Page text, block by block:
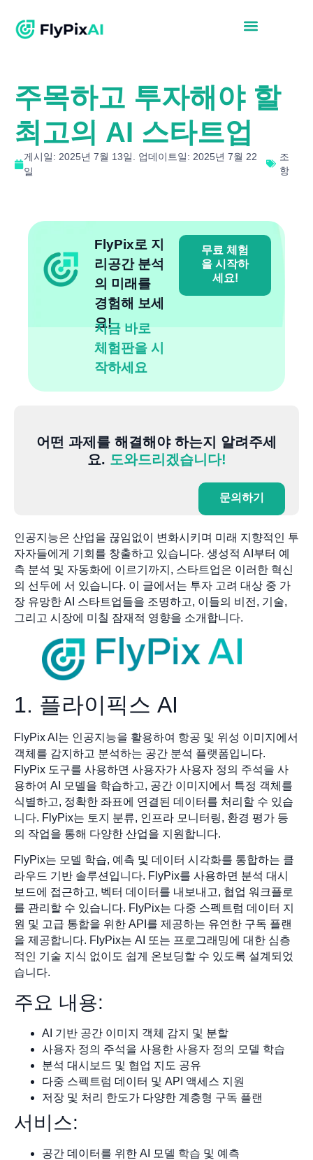
주목하고 투자해야 할
최고의 AI 스타트업
게시일: 2025년 7월 13일. 업데이트일: 2025년 7월 22
일
조
항
FlyPix로 지
리공간 분석
의 미래를
경험해 보세
요!
지금 바로
체험판을 시
작하세요
무료 체험
을 시작하
세요!
어떤 과제를 해결해야 하는지 알려주세
요. 도와드리겠습니다!
문의하기
인공지능은 산업을 끊임없이 변화시키며 미래 지향적인 투
자자들에게 기회를 창출하고 있습니다. 생성적 AI부터 예
측 분석 및 자동화에 이르기까지, 스타트업은 이러한 혁신
의 선두에 서 있습니다. 이 글에서는 투자 고려 대상 중 가
장 유망한 AI 스타트업들을 조명하고, 이들의 비전, 기술,
그리고 시장에 미칠 잠재적 영향을 소개합니다.
1. 플라이픽스 AI
FlyPix AI는 인공지능을 활용하여 항공 및 위성 이미지에서
객체를 감지하고 분석하는 공간 분석 플랫폼입니다.
FlyPix 도구를 사용하면 사용자가 사용자 정의 주석을 사
용하여 AI 모델을 학습하고, 공간 이미지에서 특정 객체를
식별하고, 정확한 좌표에 연결된 데이터를 처리할 수 있습
니다. FlyPix는 토지 분류, 인프라 모니터링, 환경 평가 등
의 작업을 통해 다양한 산업을 지원합니다.
FlyPix는 모델 학습, 예측 및 데이터 시각화를 통합하는 클
라우드 기반 솔루션입니다. FlyPix를 사용하면 분석 대시
보드에 접근하고, 벡터 데이터를 내보내고, 협업 워크플로
를 관리할 수 있습니다. FlyPix는 다중 스펙트럼 데이터 지
원 및 고급 통합을 위한 API를 제공하는 유연한 구독 플랜
을 제공합니다. FlyPix는 AI 또는 프로그래밍에 대한 심층
적인 기술 지식 없이도 쉽게 온보딩할 수 있도록 설계되었
습니다.
주요 내용:
AI 기반 공간 이미지 객체 감지 및 분할
사용자 정의 주석을 사용한 사용자 정의 모델 학습
분석 대시보드 및 협업 지도 공유
다중 스펙트럼 데이터 및 API 액세스 지원
저장 및 처리 한도가 다양한 계층형 구독 플랜
서비스:
공간 데이터를 위한 AI 모델 학습 및 예측